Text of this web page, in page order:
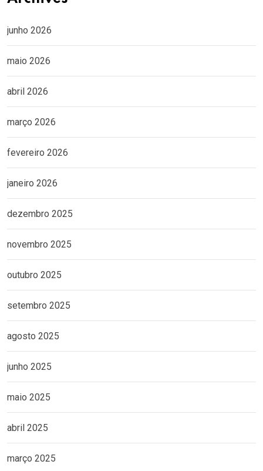
junho 2026
maio 2026
abril 2026
março 2026
fevereiro 2026
janeiro 2026
dezembro 2025
novembro 2025
outubro 2025
setembro 2025
agosto 2025
junho 2025
maio 2025
abril 2025
março 2025